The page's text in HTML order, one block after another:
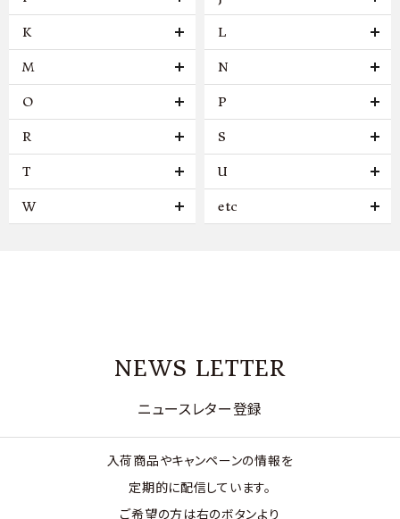
K L
M N
O P
R S
T U
W etc
NEWS LETTER
ニュースレター登録
入荷商品やキャンペーンの情報を
定期的に配信しています。
ご希望の方は右のボタンより